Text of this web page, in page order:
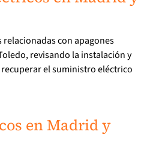
con apagones
revisando la instalación y
el suministro eléctrico
en Madrid y